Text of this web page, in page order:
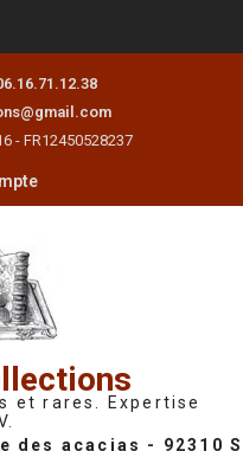
- FR12450528237
et rares. Expertise